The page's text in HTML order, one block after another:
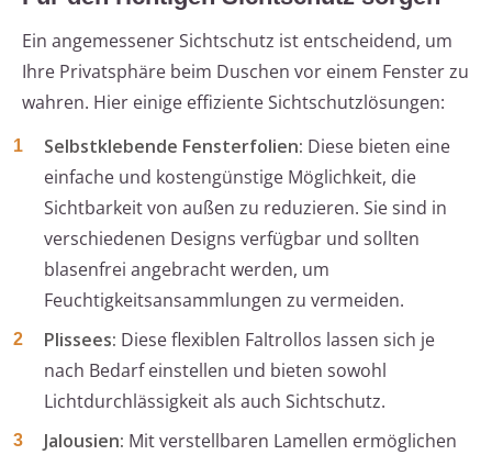
Ein angemessener Sichtschutz ist entscheidend, um
Ihre Privatsphäre beim Duschen vor einem Fenster zu
wahren. Hier einige effiziente Sichtschutzlösungen:
Selbstklebende Fensterfolien: Diese bieten eine
einfache und kostengünstige Möglichkeit, die
Sichtbarkeit von außen zu reduzieren. Sie sind in
verschiedenen Designs verfügbar und sollten
blasenfrei angebracht werden, um
Feuchtigkeitsansammlungen zu vermeiden.
Plissees: Diese flexiblen Faltrollos lassen sich je
nach Bedarf einstellen und bieten sowohl
Lichtdurchlässigkeit als auch Sichtschutz.
Jalousien: Mit verstellbaren Lamellen ermöglichen